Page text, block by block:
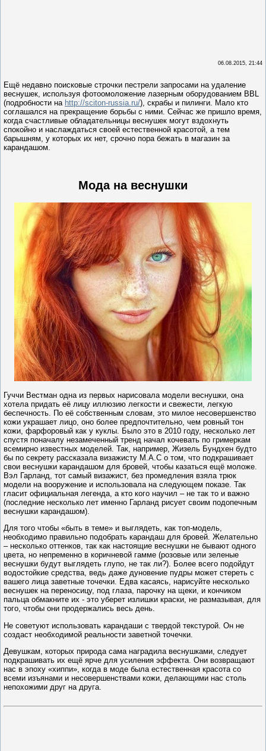
06.08.2015, 21:44
Ещё недавно поисковые строчки пестрели запросами на удаление
веснушек, используя фотоомоложение лазерным оборудованием BBL
(подробности на http://sciton-russia.ru/), скрабы и пилинги. Мало кто
соглашался на прекращение борьбы с ними. Сейчас же пришло время,
когда счастливые обладательницы веснушек могут вздохнуть
спокойно и наслаждаться своей естественной красотой, а тем
барышням, у которых их нет, срочно пора бежать в магазин за
карандашом.
Мода на веснушки
Гуччи Вестман одна из первых нарисовала модели веснушки, она
хотела придать её лицу иллюзию легкости и свежести, легкую
беспечность. По её собственным словам, это милое несовершенство
кожи украшает лицо, оно более предпочтительно, чем ровный тон
кожи, фарфоровый как у куклы. Было это в 2010 году, несколько лет
спустя поначалу незамеченный тренд начал кочевать по гримеркам
всемирно известных моделей. Так, например, Жизель Бундхен будто
бы по секрету рассказала визажисту M.A.C о том, что подкрашивает
свои веснушки карандашом для бровей, чтобы казаться ещё моложе.
Вэл Гарланд, тот самый визажист, без промедления взяла трюк
модели на вооружение и использовала на следующем показе. Так
гласит официальная легенда, а кто кого научил – не так то и важно
(последние несколько лет именно Гарланд рисует своим подопечным
веснушки карандашом).
Для того чтобы «быть в теме» и выглядеть, как топ-модель,
необходимо правильно подобрать карандаш для бровей. Желательно
– несколько оттенков, так как настоящие веснушки не бывают одного
цвета, но непременно в коричневой гамме (розовые или зеленые
веснушки будут выглядеть глупо, не так ли?). Более всего подойдут
водостойкие средства, ведь даже дуновение пудры может стереть с
вашего лица заветные точечки. Едва касаясь, нарисуйте несколько
веснушек на переносицу, под глаза, парочку на щеки, и кончиком
пальца обмакните их - это уберет излишки краски, не размазывая, для
того, чтобы они продержались весь день.
Не советуют использовать карандаши с твердой текстурой. Он не
создаст необходимой реальности заветной точечки.
Девушкам, которых природа сама наградила веснушками, следует
подкрашивать их ещё ярче для усиления эффекта. Они возвращают
нас в эпоху «хиппи», когда в моде была естественная красота со
всеми изъянами и несовершенствами кожи, делающими нас столь
непохожими друг на друга.